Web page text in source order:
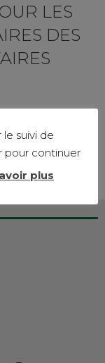
LES
DES
suivi de
pour continuer
plus